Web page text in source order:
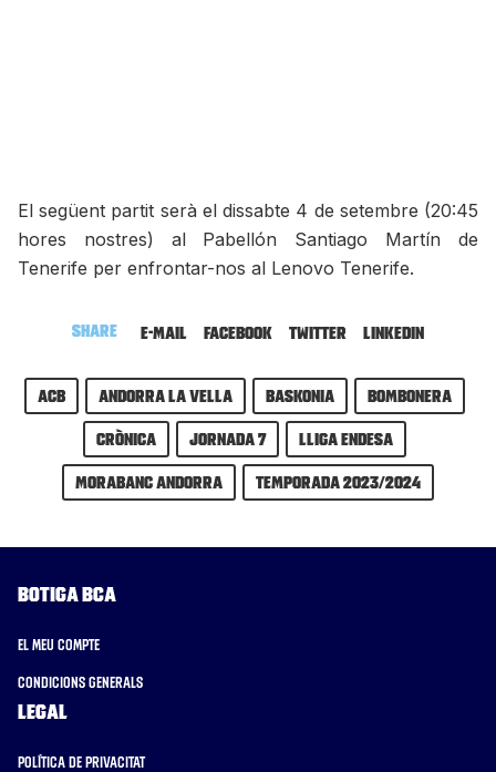
El següent partit serà el dissabte 4 de setembre (20:45
hores nostres) al Pabellón Santiago Martín de
Tenerife per enfrontar-nos al Lenovo Tenerife.
Share E-mail Facebook Twitter LinkedIn
ACB Andorra la Vella Baskonia
bombonera
Crònica
Jornada 7
Lliga Endesa
MoraBanc Andorra
Temporada 2023/2024
Botiga BCA
El meu compte
Condicions generals
Legal
Política de privacitat